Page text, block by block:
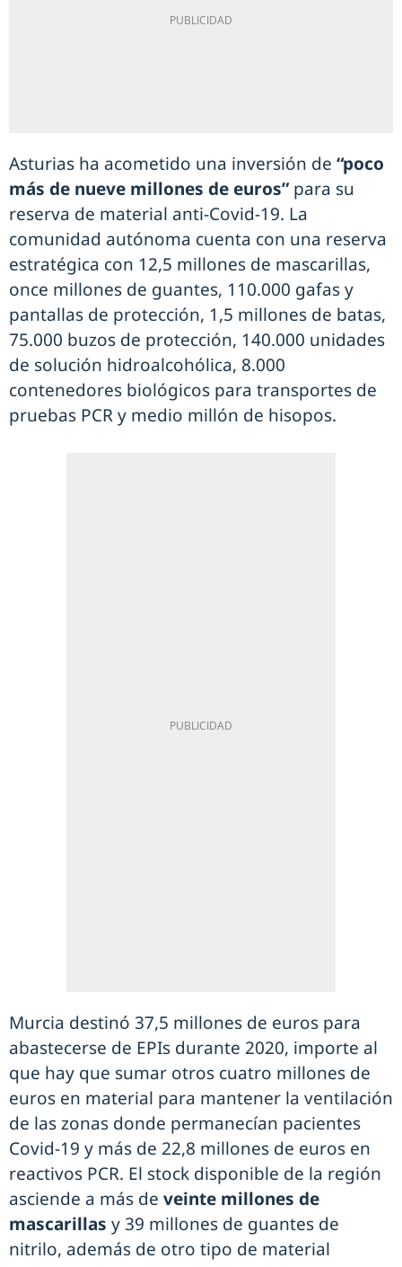
Asturias ha acometido una inversión de “poco
más de nueve millones de euros” para su
reserva de material anti-Covid-19. La
comunidad autónoma cuenta con una reserva
estratégica con 12,5 millones de mascarillas,
once millones de guantes, 110.000 gafas y
pantallas de protección, 1,5 millones de batas,
75.000 buzos de protección, 140.000 unidades
de solución hidroalcohólica, 8.000
contenedores biológicos para transportes de
pruebas PCR y medio millón de hisopos.
Murcia destinó 37,5 millones de euros para
abastecerse de EPIs durante 2020, importe al
que hay que sumar otros cuatro millones de
euros en material para mantener la ventilación
de las zonas donde permanecían pacientes
Covid-19 y más de 22,8 millones de euros en
reactivos PCR. El stock disponible de la región
asciende a más de veinte millones de
mascarillas y 39 millones de guantes de
nitrilo, además de otro tipo de material